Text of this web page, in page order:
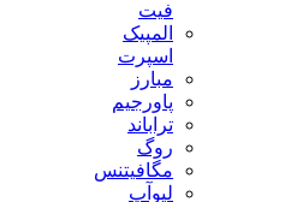
المپیک
اسپرت
مبارز
پاورجیم
تراباند
روگ
مگافیتنس
لیوآپ